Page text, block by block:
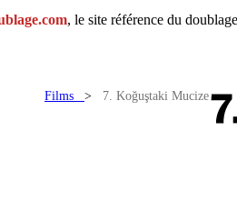
, le site référence du
Films > 7. Koğuştaki Mucize